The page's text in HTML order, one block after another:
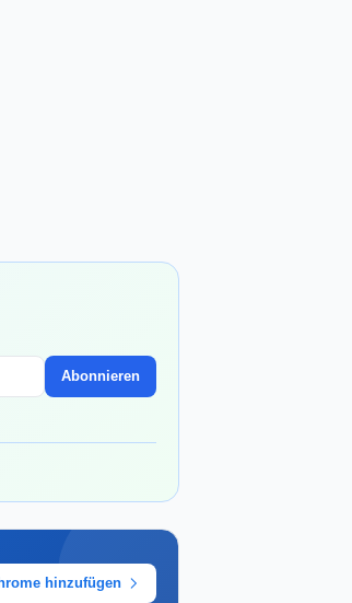
Abonnieren
hinzufügen